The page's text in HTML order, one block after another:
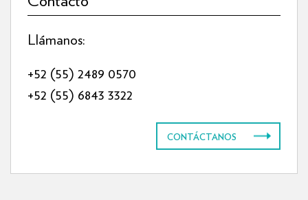
Llámanos:
+52 (55) 2489 0570
+52 (55) 6843 3322
CONTÁCTANOS